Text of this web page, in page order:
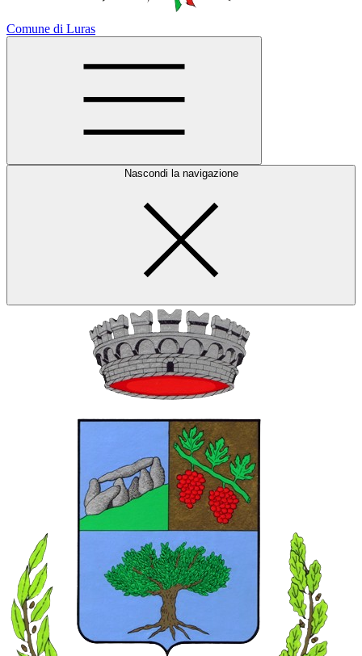
Comune di Luras
Nascondi la navigazione